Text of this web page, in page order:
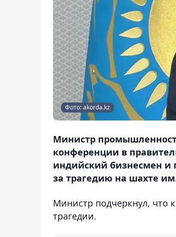
Фото: akorda.kz
Министр
конференции в
индийский бизнесмен и
за трагедию на шахте
Министр подчеркнул, что
трагедии.